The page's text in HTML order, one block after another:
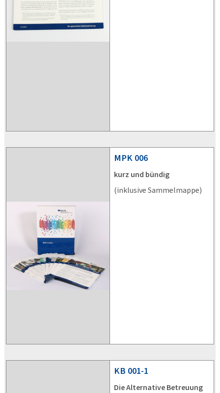
MPK 006
kurz und bündig
(inklusive Sammelmappe)
KB 001-1
Die Alternative Betreuung